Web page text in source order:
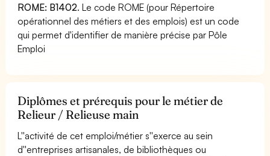
ROME: B1402. Le code ROME (pour Répertoire
opérationnel des métiers et des emplois) est un code
qui permet d'identifier de manière précise par Pôle
Emploi
Diplômes et prérequis pour le métier de
Relieur / Relieuse main
L''activité de cet emploi/métier s''exerce au sein
d''entreprises artisanales, de bibliothèques ou